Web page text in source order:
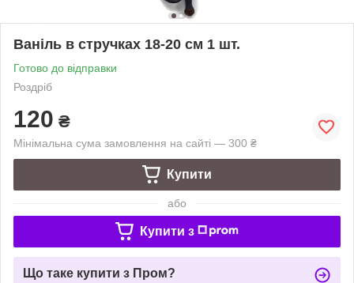
Ваніль в стручках 18-20 см 1 шт.
Готово до відправки
Роздріб
120 ₴
Мінімальна сума замовлення на сайті — 300 ₴
Купити
або
Купити з
Що таке купити з Пром?